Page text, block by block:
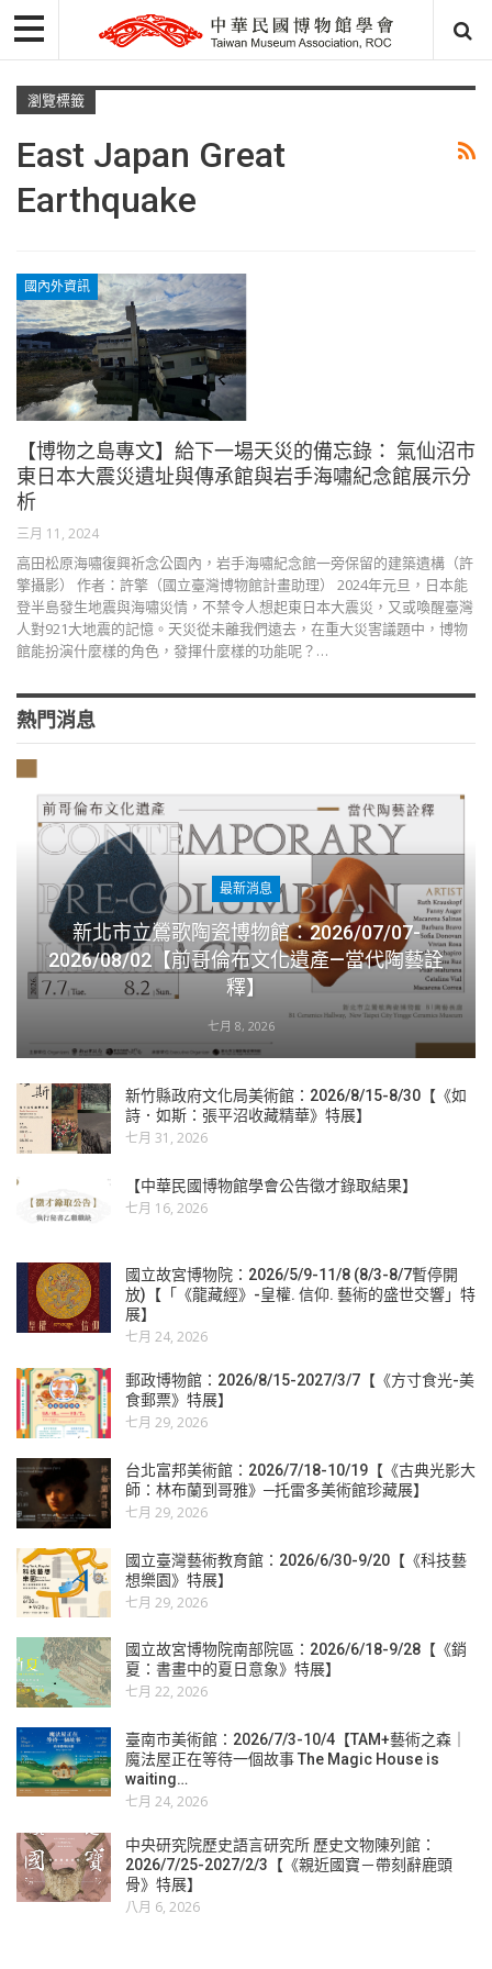
瀏覽標籤
East Japan Great
Earthquake
國內外資訊
【博物之島專文】給下一場天災的備忘錄： 氣仙沼市
東日本大震災遺址與傳承館與岩手海嘯紀念館展示分
析
三月 11, 2024
高田松原海嘯復興祈念公園內，岩手海嘯紀念館一旁保留的建築遺構（許
擎攝影） 作者：許擎（國立臺灣博物館計畫助理） 2024年元旦，日本能
登半島發生地震與海嘯災情，不禁令人想起東日本大震災，又或喚醒臺灣
人對921大地震的記憶。天災從未離我們遠去，在重大災害議題中，博物
館能扮演什麼樣的角色，發揮什麼樣的功能呢？…
熱門消息
最新消息
新北市立鶯歌陶瓷博物館：2026/07/07-
2026/08/02【前哥倫布文化遺產—當代陶藝詮
釋】
七月 8, 2026
新竹縣政府文化局美術館：2026/8/15-8/30【《如
詩．如斯：張平沼收藏精華》特展】
七月 31, 2026
【中華民國博物館學會公告徵才錄取結果】
七月 16, 2026
國立故宮博物院：2026/5/9-11/8 (8/3-8/7暫停開
放)【「《龍藏經》-皇權. 信仰. 藝術的盛世交響」特
展】
七月 24, 2026
郵政博物館：2026/8/15-2027/3/7【《方寸食光-美
食郵票》特展】
七月 29, 2026
台北富邦美術館：2026/7/18-10/19【《古典光影大
師：林布蘭到哥雅》─托雷多美術館珍藏展】
七月 29, 2026
國立臺灣藝術教育館：2026/6/30-9/20【《科技藝
想樂園》特展】
七月 29, 2026
國立故宮博物院南部院區：2026/6/18-9/28【《銷
夏：書畫中的夏日意象》特展】
七月 22, 2026
臺南市美術館：2026/7/3-10/4【TAM+藝術之森｜
魔法屋正在等待一個故事 The Magic House is
waiting…
七月 24, 2026
中央研究院歷史語言研究所 歷史文物陳列館：
2026/7/25-2027/2/3【《親近國寶－帶刻辭鹿頭
骨》特展】
八月 6, 2026